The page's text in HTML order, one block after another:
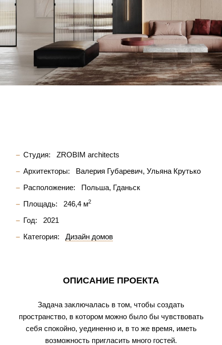
Студия:
ZROBIM architects
Архитекторы:
Валерия Губаревич Ульяна Крутько
Расположение:
Польша, Гданьск
Площадь:
246,4 м2
Год:
2021
Категория:
Дизайн домов
ОПИСАНИЕ ПРОЕКТА
Задача заключалась в том, чтобы создать
пространство, в котором можно было бы чувствовать
себя спокойно, уединенно и, в то же время, иметь
возможность пригласить много гостей.